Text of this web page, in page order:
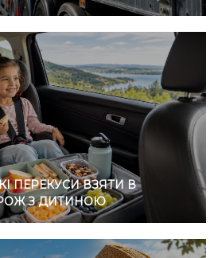
ПЕРЕКУСИ ВЗЯТИ В
З ДИТИНОЮ